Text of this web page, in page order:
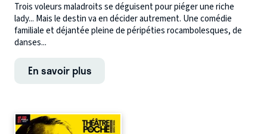
Trois voleurs maladroits se déguisent pour piéger une riche
lady... Mais le destin va en décider autrement. Une comédie
familiale et déjantée pleine de péripéties rocambolesques, de
danses...
En savoir plus